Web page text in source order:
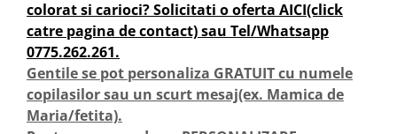
colorat si carioci? Solicitati o oferta AICI(click
catre pagina de contact) sau Tel/Whatsapp
0775.262.261.
Gentile se pot personaliza GRATUIT cu numele
copilasilor sau un scurt mesaj(ex. Mamica de
Maria/fetita).